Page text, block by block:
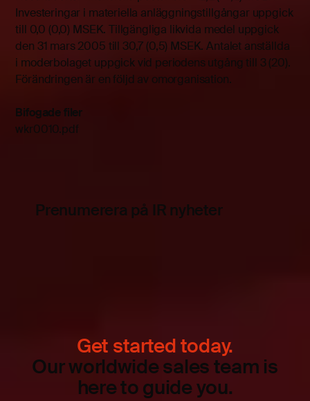
Investeringar i materiella anläggningstillgångar uppgick
till 0,0 (0,0) MSEK. Tillgängliga likvida medel uppgick
den 31 mars 2005 till 30,7 (0,5) MSEK. Antalet anställda
i moderbolaget uppgick vid periodens utgång till 3 (20).
Förändringen är en följd av omorganisation.
Bifogade filer
wkr0010.pdf
Prenumerera på IR nyheter
Get started today.
Our worldwide sales team is
here to guide you.